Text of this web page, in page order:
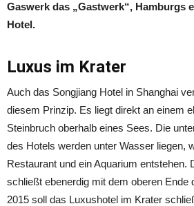
Gaswerk das „Gastwerk“, Hamburgs
Hotel.
Luxus im Krater
Auch das Songjiang Hotel in Shanghai
diesem Prinzip. Es liegt direkt an einem
Steinbruch oberhalb eines Sees. Die
des Hotels werden unter Wasser liegen,
Restaurant und ein Aquarium entstehen.
schließt ebenerdig mit dem oberen Ende
2015 soll das Luxushotel im Krater